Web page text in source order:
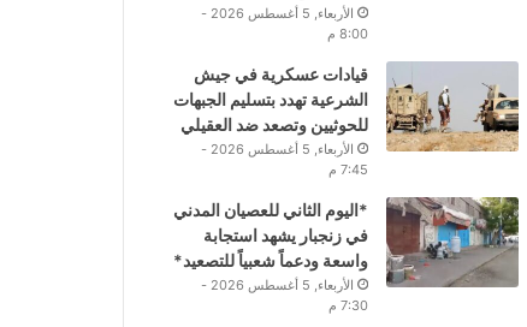
الأربعاء, 5 أغسطس 2026 -
8:00 م
قيادات عسكرية في جيش
الشرعية تهدد بتسليم الجبهات
للحوثيين وتصعد ضد العقيلي
الأربعاء, 5 أغسطس 2026 -
7:45 م
*اليوم الثاني للعصيان المدني
في زنجبار يشهد استجابة
واسعة ودعماً شعبياً للتصعيد*
الأربعاء, 5 أغسطس 2026 -
7:30 م